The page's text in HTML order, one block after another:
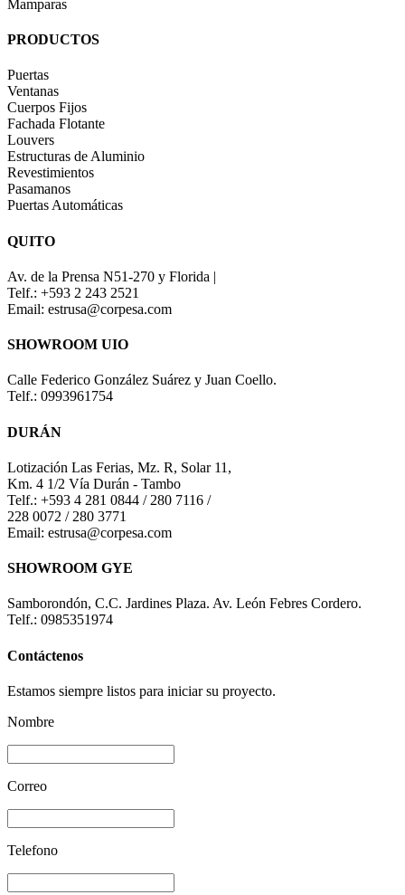
Mamparas
PRODUCTOS
Puertas
Ventanas
Cuerpos Fijos
Fachada Flotante
Louvers
Estructuras de Aluminio
Revestimientos
Pasamanos
Puertas Automáticas
QUITO
Av. de la Prensa N51-270 y Florida |
Telf.: +593 2 243 2521
Email: estrusa@corpesa.com
SHOWROOM UIO
Calle Federico González Suárez y Juan Coello.
Telf.: 0993961754
DURÁN
Lotización Las Ferias, Mz. R, Solar 11,
Km. 4 1/2 Vía Durán - Tambo
Telf.: +593 4 281 0844 / 280 7116 /
228 0072 / 280 3771
Email: estrusa@corpesa.com
SHOWROOM GYE
Samborondón, C.C. Jardines Plaza. Av. León Febres Cordero.
Telf.: 0985351974
Contáctenos
Estamos siempre listos para iniciar su proyecto.
Nombre
Correo
Telefono